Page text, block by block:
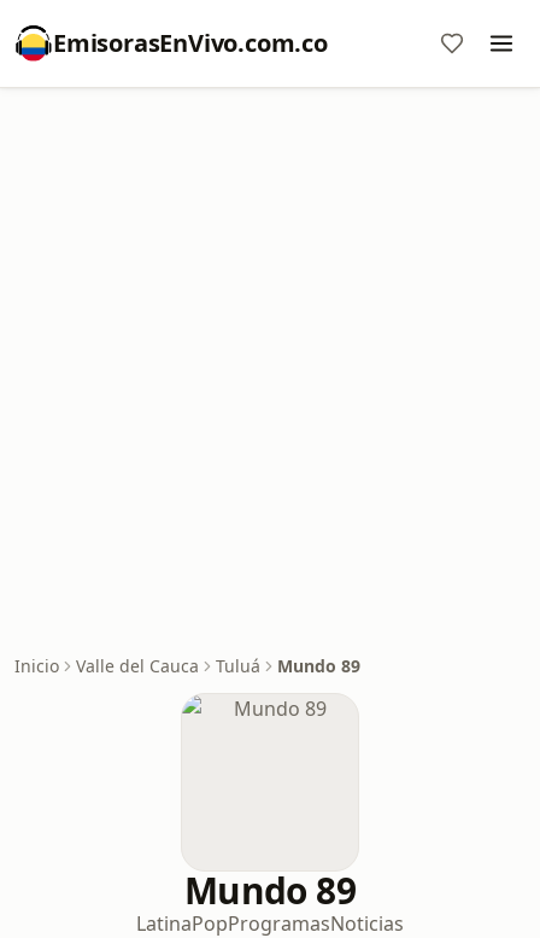
EmisorasEnVivo.com.co
Inicio Valle del Cauca Tuluá Mundo 89
Mundo 89
LatinaPopProgramasNoticias